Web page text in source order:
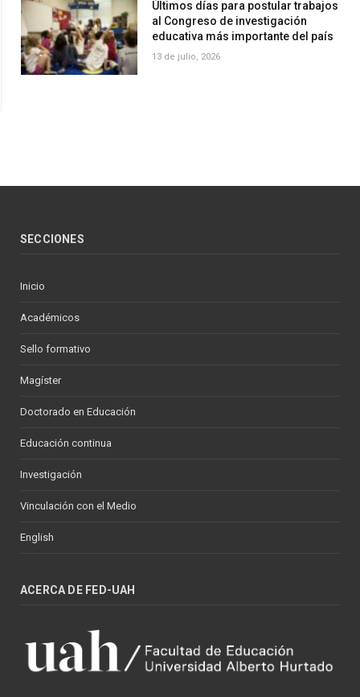
Últimos días para postular trabajos
al Congreso de investigación
educativa más importante del país
13 de julio, 2026
SECCIONES
Inicio
Académicos
Sello formativo
Magíster
Doctorado en Educación
Educación continua
Investigación
Vinculación con el Medio
English
ACERCA DE FED-UAH